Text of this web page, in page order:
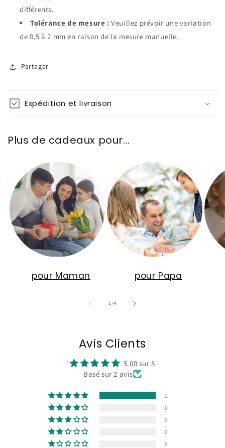
différents.
Tolérance de mesure : Veuillez prévoir une variation
de 0,5 à 2 mm en raison de la mesure manuelle.
Partager
Expédition et livraison
Plus de cadeaux pour...
pour Maman pour Papa
1/de
4
Avis Clients
5.00 sur 5
Basé sur 2 avis
2
0
0
0
0